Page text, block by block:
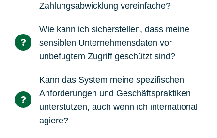
Zahlungsabwicklung vereinfache?
Wie kann ich sicherstellen, dass meine
sensiblen Unternehmensdaten vor
unbefugtem Zugriff geschützt sind?
Kann das System meine spezifischen
Anforderungen und Geschäftspraktiken
unterstützen, auch wenn ich international
agiere?